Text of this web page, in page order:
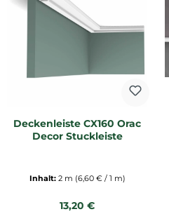
Deckenleiste CX160 Orac
Decor Stuckleiste
Inhalt: 2 m (6,60 € / 1 m)
Regulärer Preis:
13,20 €